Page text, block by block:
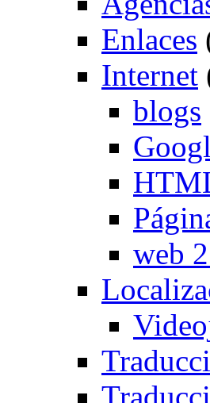
Enlaces
Internet
blogs
web